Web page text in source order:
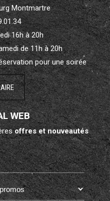
Montmartre
16h à 20h
de 11h à 20h
pour une soirée
WEB
offres et nouveautés